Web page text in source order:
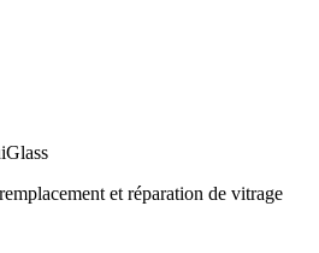
et réparation de vitrage